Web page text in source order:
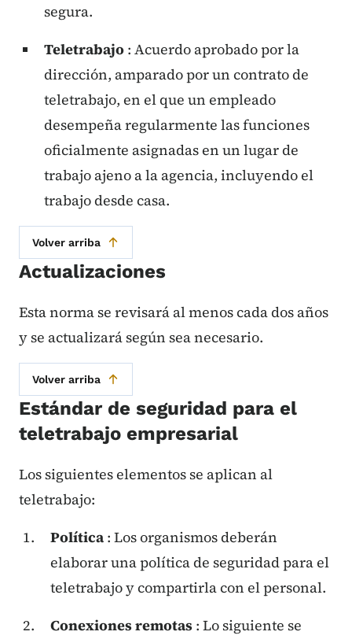
segura.
Teletrabajo : Acuerdo aprobado por la
dirección, amparado por un contrato de
teletrabajo, en el que un empleado
desempeña regularmente las funciones
oficialmente asignadas en un lugar de
trabajo ajeno a la agencia, incluyendo el
trabajo desde casa.
Volver arriba
Actualizaciones
Esta norma se revisará al menos cada dos años
y se actualizará según sea necesario.
Volver arriba
Estándar de seguridad para el
teletrabajo empresarial
Los siguientes elementos se aplican al
teletrabajo:
Política : Los organismos deberán
elaborar una política de seguridad para el
teletrabajo y compartirla con el personal.
Conexiones remotas : Lo siguiente se